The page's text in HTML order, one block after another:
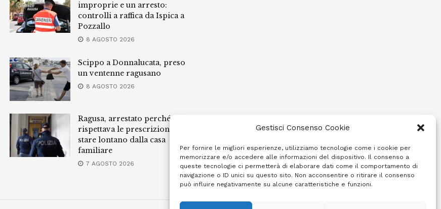
Gestisci Consenso Cookie
Per fornire le migliori esperienze, utilizziamo tecnologie come i cookie per
memorizzare e/o accedere alle informazioni del dispositivo. Il consenso a
queste tecnologie ci permetterà di elaborare dati come il comportamento di
navigazione o ID unici su questo sito. Non acconsentire o ritirare il consenso
può influire negativamente su alcune caratteristiche e funzioni.
improprie e un arresto:
controlli a raffica da Ispica a
Pozzallo
8 AGOSTO 2026
Scippo a Donnalucata, preso
un ventenne ragusano
8 AGOSTO 2026
Ragusa, arrestato perché non
rispettava le prescrizioni di
stare lontano dalla casa
familiare
7 AGOSTO 2026